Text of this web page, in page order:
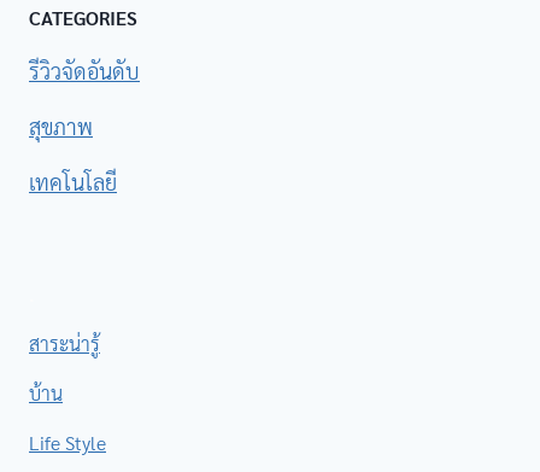
CATEGORIES
รีวิวจัดอันดับ
สุขภาพ
เทคโนโลยี
สาระน่ารู้
บ้าน
Life Style